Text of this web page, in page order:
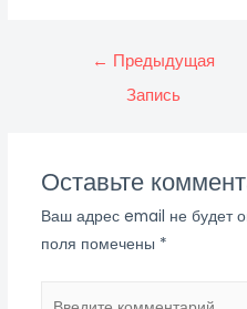
Навигация
← Предыдущая
Запись
Оставьте
Ваш адрес email не будет
поля помечены *